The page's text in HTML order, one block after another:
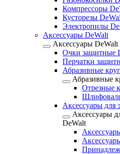
Компрессоры
Кусторезы
Электропилы
Аксессуары DeWalt
Аксессуары DeWalt
Очки защитные
Перчатки
Абразивные
Абразивные
Отрезные
Аксессуары для
Аксессуары
DeWalt